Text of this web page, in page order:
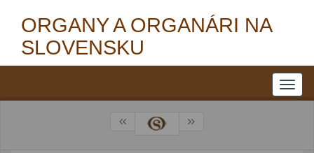
ORGANY A ORGANÁRI NA
SLOVENSKU